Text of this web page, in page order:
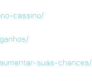
cassino/
suas-chances/